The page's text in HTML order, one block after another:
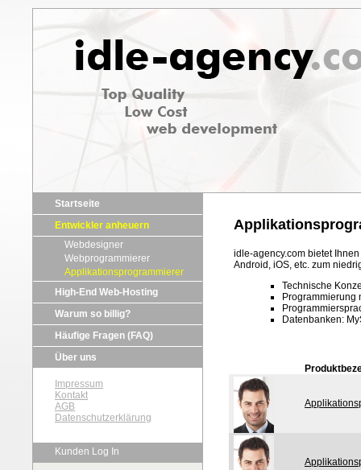
Startseite
Entwickler anheuern
Webdesigner
Webprogrammierer
Applikationsprogrammierer
High-End Web-Hosting
Warum so billig?
Häufige Fragen (FAQ)
Über uns
Impressum
Kontakt
AGB
Datenschutzerklärung
Kunden Log In
idle-agency.com bietet
Android, iOS, etc. zum
Technische
Programmierung
Datenbanken: